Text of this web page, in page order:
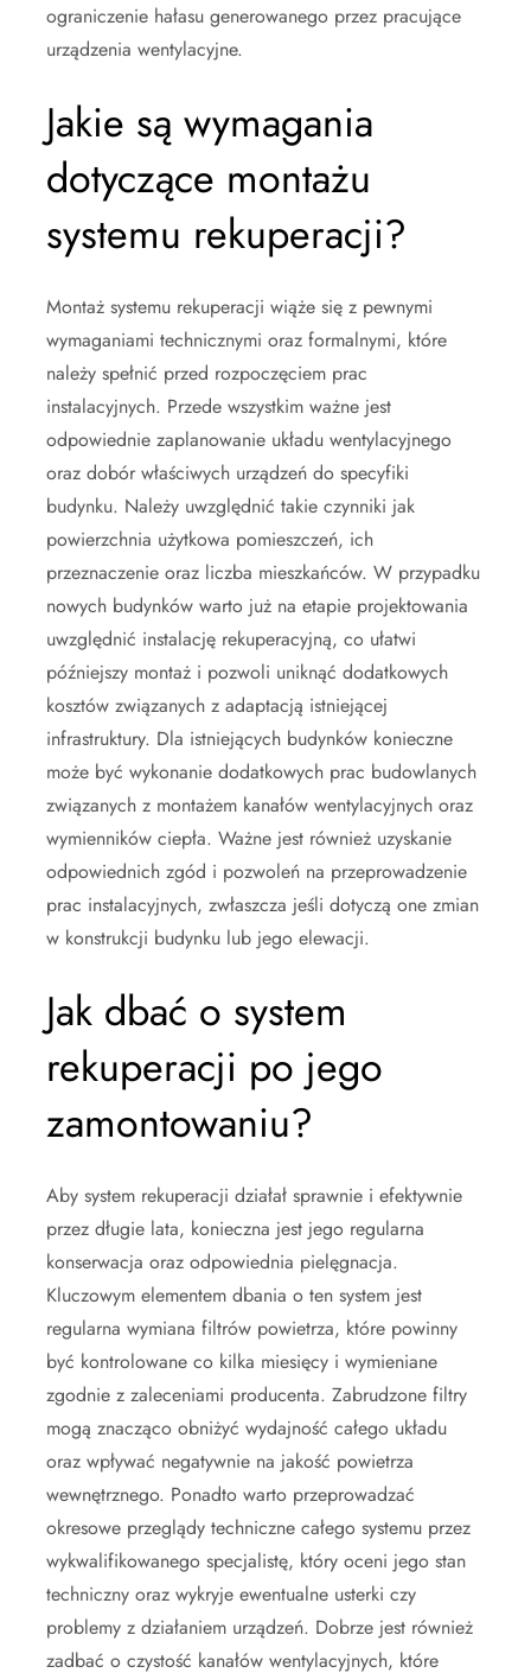
ograniczenie hałasu generowanego przez pracujące
urządzenia wentylacyjne.
Jakie są wymagania
dotyczące montażu
systemu rekuperacji?
Montaż systemu rekuperacji wiąże się z pewnymi
wymaganiami technicznymi oraz formalnymi, które
należy spełnić przed rozpoczęciem prac
instalacyjnych. Przede wszystkim ważne jest
odpowiednie zaplanowanie układu wentylacyjnego
oraz dobór właściwych urządzeń do specyfiki
budynku. Należy uwzględnić takie czynniki jak
powierzchnia użytkowa pomieszczeń, ich
przeznaczenie oraz liczba mieszkańców. W przypadku
nowych budynków warto już na etapie projektowania
uwzględnić instalację rekuperacyjną, co ułatwi
późniejszy montaż i pozwoli uniknąć dodatkowych
kosztów związanych z adaptacją istniejącej
infrastruktury. Dla istniejących budynków konieczne
może być wykonanie dodatkowych prac budowlanych
związanych z montażem kanałów wentylacyjnych oraz
wymienników ciepła. Ważne jest również uzyskanie
odpowiednich zgód i pozwoleń na przeprowadzenie
prac instalacyjnych, zwłaszcza jeśli dotyczą one zmian
w konstrukcji budynku lub jego elewacji.
Jak dbać o system
rekuperacji po jego
zamontowaniu?
Aby system rekuperacji działał sprawnie i efektywnie
przez długie lata, konieczna jest jego regularna
konserwacja oraz odpowiednia pielęgnacja.
Kluczowym elementem dbania o ten system jest
regularna wymiana filtrów powietrza, które powinny
być kontrolowane co kilka miesięcy i wymieniane
zgodnie z zaleceniami producenta. Zabrudzone filtry
mogą znacząco obniżyć wydajność całego układu
oraz wpływać negatywnie na jakość powietrza
wewnętrznego. Ponadto warto przeprowadzać
okresowe przeglądy techniczne całego systemu przez
wykwalifikowanego specjalistę, który oceni jego stan
techniczny oraz wykryje ewentualne usterki czy
problemy z działaniem urządzeń. Dobrze jest również
zadbać o czystość kanałów wentylacyjnych, które